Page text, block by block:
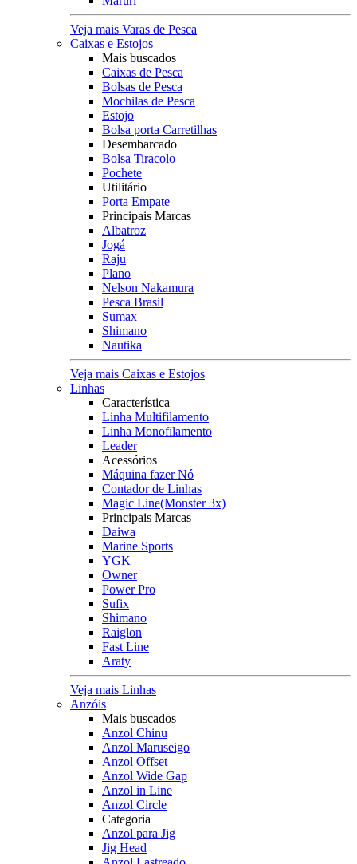
Veja mais Varas de Pesca
Caixas e Estojos
Mais buscados
Caixas de Pesca
Bolsas de Pesca
Mochilas de Pesca
Estojo
Bolsa porta Carretilhas
Desembarcado
Bolsa Tiracolo
Pochete
Utilitário
Porta Empate
Principais Marcas
Albatroz
Jogá
Raju
Plano
Nelson Nakamura
Pesca Brasil
Sumax
Shimano
Nautika
Veja mais Caixas e Estojos
Linhas
Característica
Linha Multifilamento
Linha Monofilamento
Leader
Acessórios
Máquina fazer Nó
Contador de Linhas
Magic Line(Monster 3x)
Principais Marcas
Daiwa
Marine Sports
YGK
Owner
Power Pro
Sufix
Shimano
Raiglon
Fast Line
Araty
Veja mais Linhas
Anzóis
Mais buscados
Anzol Chinu
Anzol Maruseigo
Anzol Offset
Anzol Wide Gap
Anzol in Line
Anzol Circle
Categoria
Anzol para Jig
Jig Head